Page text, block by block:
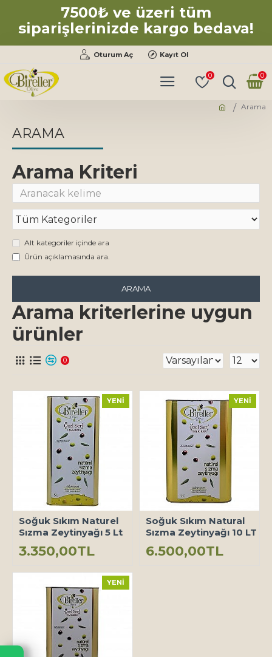
7500₺ ve üzeri tüm
siparişlerinizde kargo bedava!
Oturum Aç Kayıt Ol
0 0
Arama
ARAMA
Arama Kriteri
Alt kategoriler içinde ara
Ürün açıklamasında ara.
ARAMA
Arama kriterlerine uygun
ürünler
0
YENI
Soğuk Sıkım Naturel
Sızma Zeytinyağı 5 Lt
3.350,00TL
YENI
Soğuk Sıkım Natural
Sızma Zeytinyağı 10 LT
6.500,00TL
YENI